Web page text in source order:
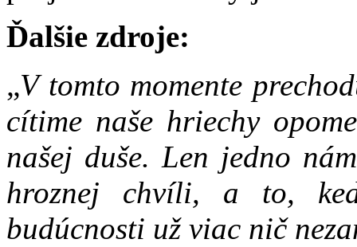
Ďalšie zdroje:
„V tomto momente
cítime naše hriechy
našej duše. Len jedno
hroznej chvíli, a to,
budúcnosti už viac nič